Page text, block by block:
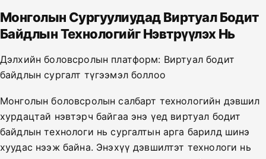
Монголын Сургуулиудад Виртуал Бодит
Байдлын Технологийг Нэвтрүүлэх Нь
Дэлхийн боловсролын платформ: Виртуал бодит
байдлын сургалт түгээмэл боллоо
Монголын боловсролын салбарт технологийн дэвшил
хурдацтай нэвтэрч байгаа энэ үед виртуал бодит
байдлын технологи нь сургалтын арга барилд шинэ
хуудас нээж байна. Энэхүү дэвшилтэт технологи нь